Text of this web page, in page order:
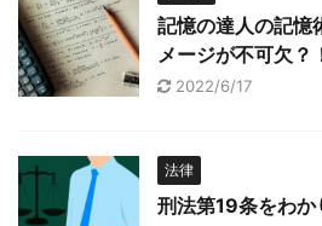
記憶の達人の記憶
メージが不可欠？
2022/6/17
法律
刑法第19条をわ